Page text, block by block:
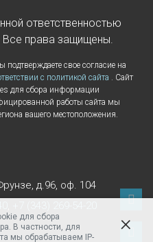
ответственностью
Все права защищены.
свое согласие на
с политикой сайта . Сайт
для сбора информации
работы сайта мы
вашего местоположения.
д.96, оф. 104
для сбора
В частности, для
мы обрабатываем IP-